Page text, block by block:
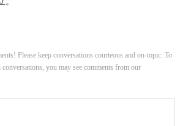
Please keep conversations courteous and on-topic. To
you may see comments from our